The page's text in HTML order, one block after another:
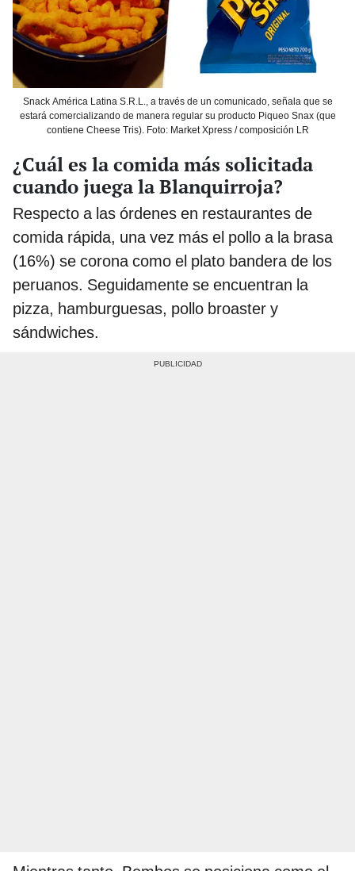
Snack América Latina S.R.L., a través de un comunicado, señala que se
estará comercializando de manera regular su producto Piqueo Snax (que
contiene Cheese Tris). Foto: Market Xpress / composición LR
¿Cuál es la comida más solicitada
cuando juega la Blanquirroja?
Respecto a las órdenes en restaurantes de
comida rápida, una vez más el pollo a la brasa
(16%) se corona como el plato bandera de los
peruanos. Seguidamente se encuentran la
pizza, hamburguesas, pollo broaster y
sándwiches.